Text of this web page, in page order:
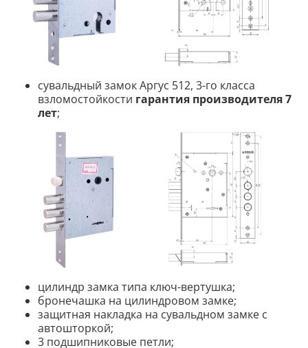
сувальдный замок Аргус 512, 3-го класса
взломостойкости гарантия производителя 7
лет;
цилиндр замка типа ключ-вертушка;
бронечашка на цилиндровом замке;
защитная накладка на сувальдном замке с
автошторкой;
3 подшипниковые петли;